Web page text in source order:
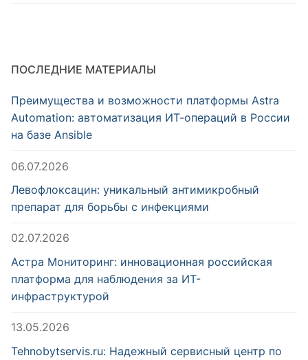
ПОСЛЕДНИЕ МАТЕРИАЛЫ
Преимущества и возможности платформы Astra
Automation: автоматизация ИТ-операций в России
на базе Ansible
06.07.2026
Левофлоксацин: уникальный антимикробный
препарат для борьбы с инфекциями
02.07.2026
Астра Мониторинг: инновационная российская
платформа для наблюдения за ИТ-
инфраструктурой
13.05.2026
Tehnobytservis.ru: Надежный сервисный центр по